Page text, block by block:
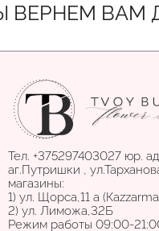
ВАМ
Тел. +375297403027 юр.
аг.Путришки ,
магазины:
1) ул. Щорса,11 а
2) ул. Лиможа,32Б
Режим работы 09:00-